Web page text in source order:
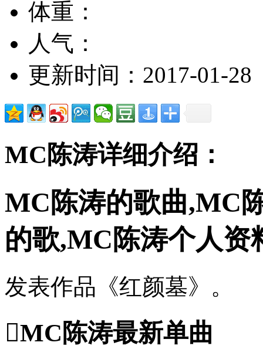
体重：
人气：
更新时间：2017-01-28
MC陈涛详细介绍：
MC陈涛的歌曲,MC
的歌,MC陈涛个人资
发表作品《红颜墓》。
MC陈涛最新单曲